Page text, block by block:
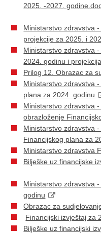
2025. -2027.
Ministarstvo zdravstva
projekcije za 2025. i
Ministarstvo zdravstva
2024. godinu i
Prilog 12. Obrazac za
Ministarstvo zdravstva
plana za 2024. godinu
Ministarstvo zdravstva
obrazloženje
Ministarstvo zdravstva
Financijskog plana za
Ministarstvo zdravstva
Bilješke uz financijske
Ministarstvo zdravstva
godinu
Obrazac za
Financijski izvještaj za
Bilješke uz financijski